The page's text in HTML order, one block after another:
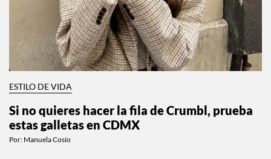
ESTILO DE VIDA
Si no quieres hacer la fila de Crumbl, prueba
estas galletas en CDMX
Por: Manuela Cosío